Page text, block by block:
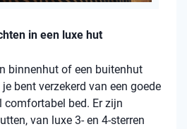
in een luxe hut
binnenhut of een buitenhut
bent verzekerd van een goede
comfortabel bed. Er zijn
van luxe 3- en 4-sterren